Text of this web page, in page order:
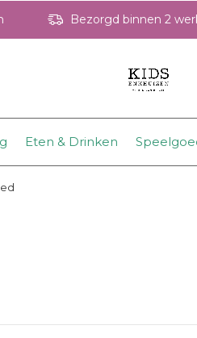
Eten & Drinken
Bezorgd binnen 2